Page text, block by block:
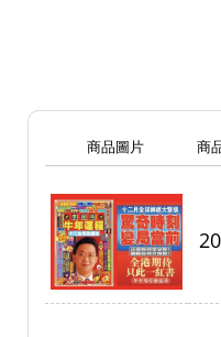
商品圖片 商